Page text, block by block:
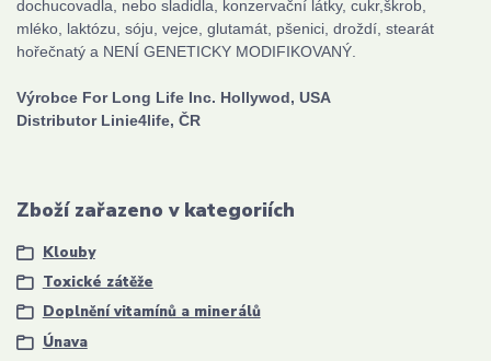
dochucovadla, nebo sladidla, konzervační látky, cukr,škrob,
mléko, laktózu, sóju, vejce, glutamát, pšenici, droždí, stearát
hořečnatý a NENÍ GENETICKY MODIFIKOVANÝ.
Výrobce For Long Life Inc. Hollywod, USA
Distributor Linie4life, ČR
Zboží zařazeno v kategoriích
Klouby
Toxické zátěže
Doplnění vitamínů a minerálů
Únava